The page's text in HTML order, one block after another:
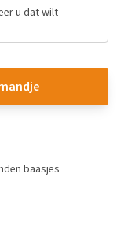
u dat wilt
baasjes